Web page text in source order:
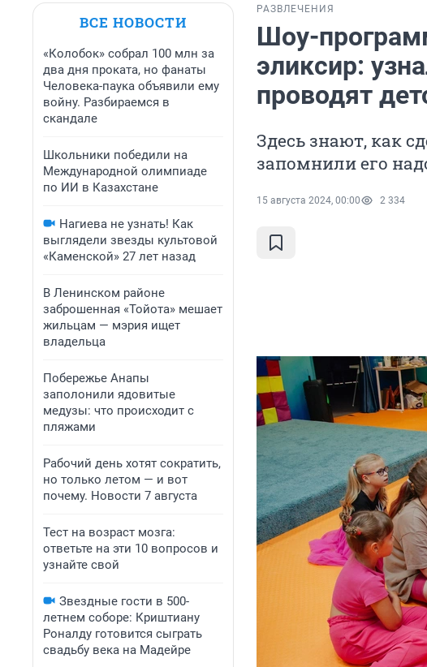
ВСЕ НОВОСТИ
«Колобок» собрал 100 млн за
два дня проката, но фанаты
Человека-паука объявили ему
войну. Разбираемся в
скандале
Школьники победили на
Международной олимпиаде
по ИИ в Казахстане
Нагиева не узнать! Как
выглядели звезды культовой
«Каменской» 27 лет назад
В Ленинском районе
заброшенная «Тойота» мешает
жильцам — мэрия ищет
владельца
Побережье Анапы
заполонили ядовитые
медузы: что происходит с
пляжами
Рабочий день хотят сократить,
но только летом — и вот
почему. Новости 7 августа
Тест на возраст мозга:
ответьте на эти 10 вопросов и
узнайте свой
Звездные гости в 500-
летнем соборе: Криштиану
Роналду готовится сыграть
свадьбу века на Мадейре
РАЗВЛЕЧЕНИЯ
Шоу-
эликсир:
проводят
Здесь знают, как
запомнили его
15 августа 2024, 00:00 2 334